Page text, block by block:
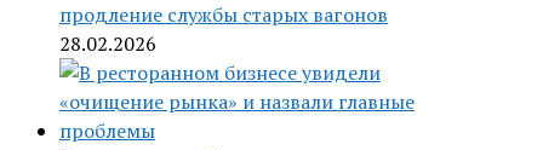
продление службы старых вагонов
28.02.2026